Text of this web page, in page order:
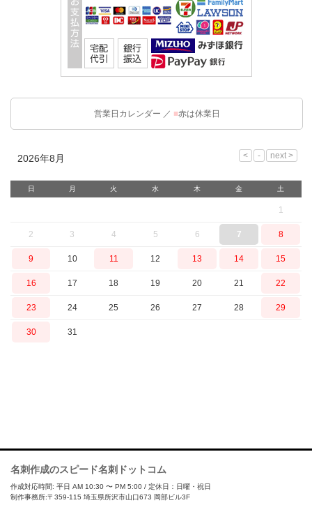
営業日カレンダー ／ ■赤は休業日
2026年8月
日 月 火 水 木 金 土
1
2 3 4 5 6 7 8
9 10 11 12 13 14 15
16 17 18 19 20 21 22
23 24 25 26 27 28 29
30 31
名刺作成のスピード名刺ドットコム
作成対応時間: 平日 AM 10:30 〜 PM 5:00 / 定休日：日曜・祝日
制作事務所:〒359-115 埼玉県所沢市山口673 岡部ビル3F